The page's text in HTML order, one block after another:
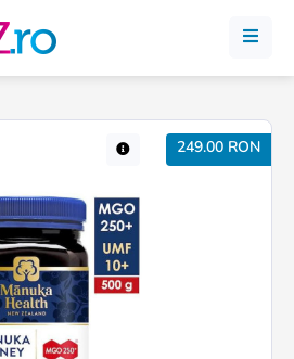
249.00 RON